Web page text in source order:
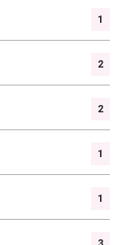
1
2
2
1
1